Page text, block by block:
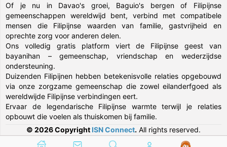
Of je nu in Davao's groei, Baguio's bergen of Filipijnse
gemeenschappen wereldwijd bent, verbind met compatibele
mensen die Filipijnse waarden van familie, gastvrijheid en
oprechte zorg voor anderen delen.
Ons volledig gratis platform viert de Filipijnse geest van
bayanihan – gemeenschap, vriendschap en wederzijdse
ondersteuning.
Duizenden Filipijnen hebben betekenisvolle relaties opgebouwd
via onze zorgzame gemeenschap die zowel eilanderfgoed als
wereldwijde Filipijnse verbindingen eert.
Ervaar de legendarische Filipijnse warmte terwijl je relaties
opbouwt die voelen als thuiskomen bij familie.
© 2026 Copyright ISN Connect. All rights reserved.